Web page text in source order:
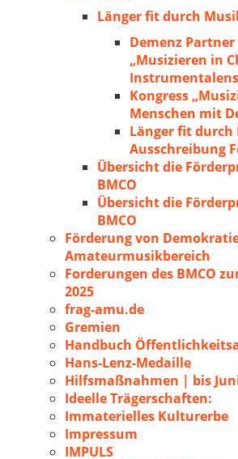
Länger fit durch
Demenz
„Musizieren in
Kongress
Menschen mit
Länger fit durch
Ausschreibung
Übersicht die
BMCO
Übersicht die
BMCO
Förderung von
Amateurmusikbereich
Forderungen des BMCO
2025
frag-amu.de
Gremien
Handbuch
Hans-Lenz-Medaille
Hilfsmaßnahmen | bis
Ideelle Trägerschaften:
Immaterielles Kulturerbe
Impressum
IMPULS